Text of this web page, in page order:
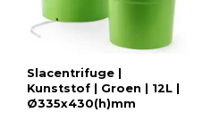
Slacentrifuge |
Kunststof | Groen | 12L |
Ø335x430(h)mm